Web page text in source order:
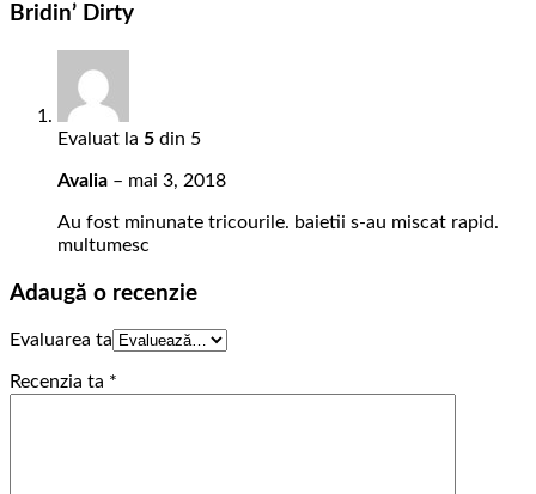
Bridin’ Dirty
Evaluat la 5 din 5
Avalia – mai 3, 2018
Au fost minunate tricourile. baietii s-au miscat rapid.
multumesc
Adaugă o recenzie
Evaluarea ta
Recenzia ta *